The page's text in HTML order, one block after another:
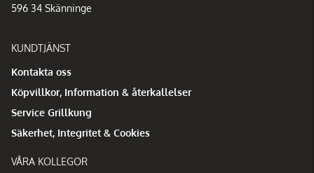
596 34 Skänninge
KUNDTJÄNST
Kontakta oss
Köpvillkor, Information & återkallelser
Service Grillkung
Säkerhet, Integritet & Cookies
VÅRA KOLLEGOR